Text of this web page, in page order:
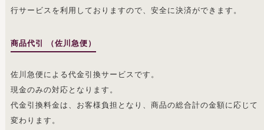
行サービスを利用しておりますので、安全に決済ができます。
商品代引 （佐川急便）
佐川急便による代金引換サービスです。
現金のみの対応となります。
代金引換料金は、お客様負担となり、商品の総合計の金額に応じて
変わります。